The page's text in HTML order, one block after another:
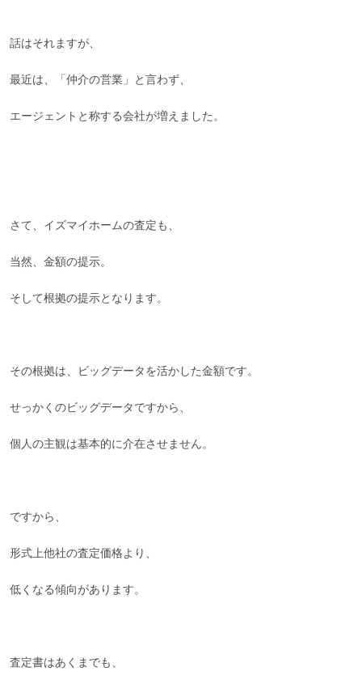
話はそれますが、
最近は、「仲介の営業」と言わず、
エージェントと称する会社が増えました。
さて、イズマイホームの査定も、
当然、金額の提示。
そして根拠の提示となります。
その根拠は、ビッグデータを活かした金額です。
せっかくのビッグデータですから、
個人の主観は基本的に介在させません。
ですから、
形式上他社の査定価格より、
低くなる傾向があります。
査定書はあくまでも、